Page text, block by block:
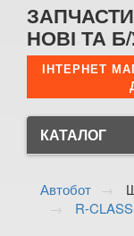
НОВІ ТА
ІНТЕРНЕТ
КАТАЛОГ
AUDI
Автобот
R-